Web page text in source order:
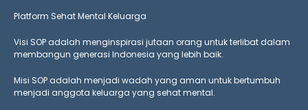
Platform Sehat Mental Keluarga
Visi SOP adalah menginspirasi jutaan orang untuk terlibat dalam
membangun generasi Indonesia yang lebih baik.
Misi SOP adalah menjadi wadah yang aman untuk bertumbuh
menjadi anggota keluarga yang sehat mental.